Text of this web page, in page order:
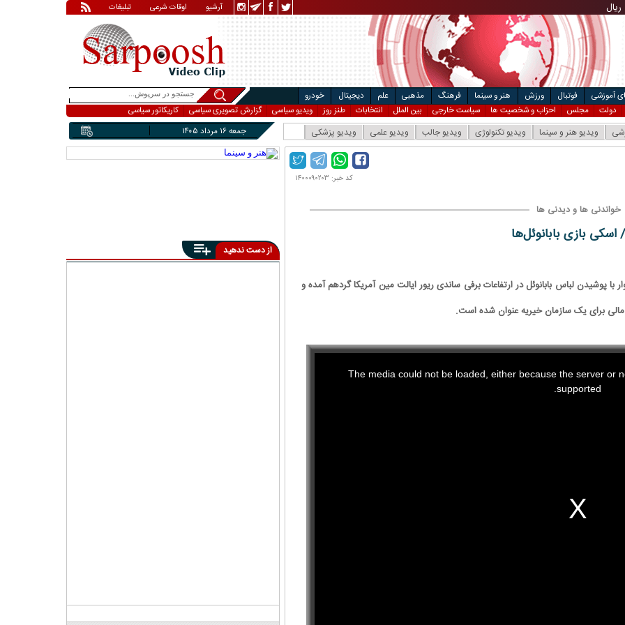
تبلیغات اوقات شرعی آرشیو خودروریال
ریال
آموزشی فوتبال ورزش هنر و سینما فرهنگ مذهبی علم دیجیتال
خودرو
دولت مجلس احزاب و شخصیت ها سیاست خارجی بین الملل انتخابات طنز روز ویدیو سیاسی گزارش تصویری سیاسی کاریکاتور سیاسی
ویدیو هنر و سینما ویدیو تکنولوژی ویدیو جالب ویدیو علمی ویدیو پزشکی جمعه ۱۶ مرداد ۱۴۰۵
کد خبر: ۱۴۰۰۰۹۰۲۰۳
خواندنی ها و دیدنی ها
اسکی بازی بابانوئل‌ها
با پوشیدن لباس بابانوئل در ارتفاعات برفی ساندی ریور ایالت مین آمریکا گردهم آمده و
برای یک سازمان خیریه عنوان شده است.
The media could not be loaded, either because the server or
supported.
از دست ندهید